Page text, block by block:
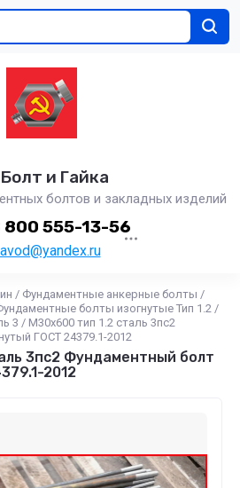
и Гайка
болтов и закладных изделий
800 555-13-56
/ Фундаментные анкерные болты /
болты изогнутые Тип 1.2 /
3 / М30x600 тип 1.2 сталь 3пс2
ГОСТ 24379.1-2012
3пс2 Фундаментный болт
2012